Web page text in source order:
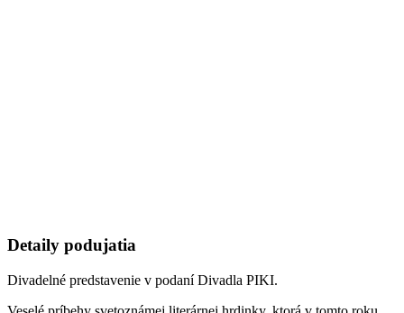
Detaily podujatia
Divadelné predstavenie v podaní Divadla PIKI.